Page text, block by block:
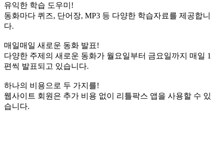
유익한 학습 도우미!
동화마다 퀴즈, 단어장, MP3 등 다양한 학습자료를 제공합니
다.
매일매일 새로운 동화 발표!
다양한 주제의 새로운 동화가 월요일부터 금요일까지 매일 1
편씩 발표되고 있습니다.
하나의 비용으로 두 가지를!
웹사이트 회원은 추가 비용 없이 리틀팍스 앱을 사용할 수 있
습니다.